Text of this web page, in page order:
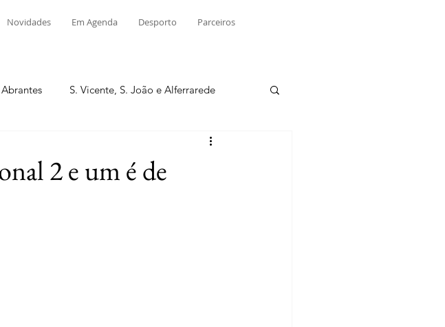
Novidades Em Agenda Desporto Parceiros
S. Vicente, S. João e Alferrarede
2 e um é de